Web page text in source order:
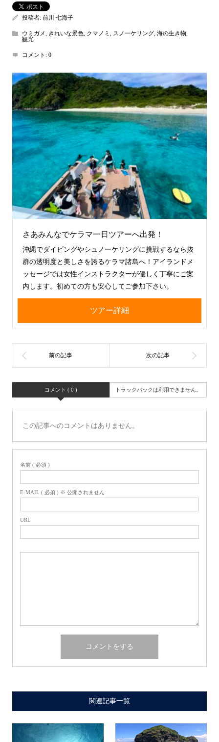
投稿者: 前川 七海子
ウミガメ, きれいな景色, クマノミ , スノーケリング, 海の生き物,
観光
コメント: 0
さあみんなでケラマ一日ツアーへ出発！
沖縄でダイビングやシュノーケリングに挑戦するなら抜
群の透明度と美しさを誇るケラマ諸島へ！アイランドメ
ッセージでは女性インストラクターが優しく丁寧にご案
内します。初めての方も安心してご参加下さい。
ツアー詳細
コメント ( 0 ) トラックバックは利用できません。
この記事へのコメントはありません。
名前 ( 必須 )
E-MAIL ( 必須 ) ※ 公開されません
URL
関連記事一覧